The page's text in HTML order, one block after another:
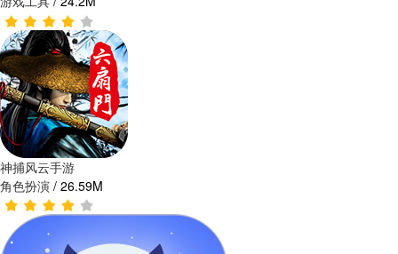
神捕风云手游
角色扮演 / 26.59M